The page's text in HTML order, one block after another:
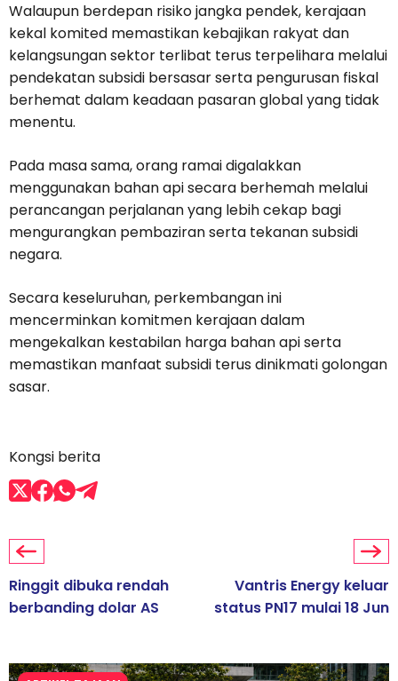
Walaupun berdepan risiko jangka pendek, kerajaan
kekal komited memastikan kebajikan rakyat dan
kelangsungan sektor terlibat terus terpelihara melalui
pendekatan subsidi bersasar serta pengurusan fiskal
berhemat dalam keadaan pasaran global yang tidak
menentu.
Pada masa sama, orang ramai digalakkan
menggunakan bahan api secara berhemah melalui
perancangan perjalanan yang lebih cekap bagi
mengurangkan pembaziran serta tekanan subsidi
negara.
Secara keseluruhan, perkembangan ini
mencerminkan komitmen kerajaan dalam
mengekalkan kestabilan harga bahan api serta
memastikan manfaat subsidi terus dinikmati golongan
sasar.
Kongsi berita
Ringgit dibuka rendah
berbanding dolar AS
Vantris Energy keluar
status PN17 mulai 18 Jun